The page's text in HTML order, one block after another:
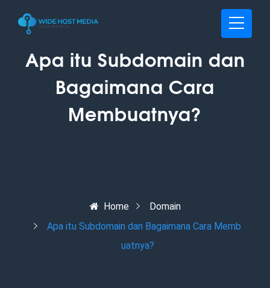
Apa itu Subdomain dan
Bagaimana Cara
Membuatnya?
Home
Domain
Apa itu Subdomain dan Bagaimana Cara Memb
uatnya?